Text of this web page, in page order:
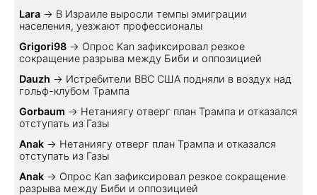
Lara → В Израиле выросли темпы эмиграции
населения, уезжают профессионалы
Grigori98 → Опрос Kan зафиксировал резкое
сокращение разрыва между Биби и оппозицией
Dauzh → Истребители ВВС США подняли в воздух над
гольф-клубом Трампа
Gorbaum → Нетаниягу отверг план Трампа и отказался
отступать из Газы
Anak → Нетаниягу отверг план Трампа и отказался
отступать из Газы
Anak → Опрос Kan зафиксировал резкое сокращение
разрыва между Биби и оппозицией